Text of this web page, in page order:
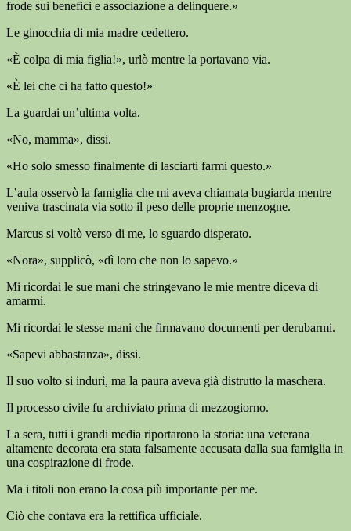
frode sui benefici e associazione a delinquere.»
Le ginocchia di mia madre cedettero.
«È colpa di mia figlia!», urlò mentre la portavano via.
«È lei che ci ha fatto questo!»
La guardai un’ultima volta.
«No, mamma», dissi.
«Ho solo smesso finalmente di lasciarti farmi questo.»
L’aula osservò la famiglia che mi aveva chiamata bugiarda mentre
veniva trascinata via sotto il peso delle proprie menzogne.
Marcus si voltò verso di me, lo sguardo disperato.
«Nora», supplicò, «dì loro che non lo sapevo.»
Mi ricordai le sue mani che stringevano le mie mentre diceva di
amarmi.
Mi ricordai le stesse mani che firmavano documenti per derubarmi.
«Sapevi abbastanza», dissi.
Il suo volto si indurì, ma la paura aveva già distrutto la maschera.
Il processo civile fu archiviato prima di mezzogiorno.
La sera, tutti i grandi media riportarono la storia: una veterana
altamente decorata era stata falsamente accusata dalla sua famiglia in
una cospirazione di frode.
Ma i titoli non erano la cosa più importante per me.
Ciò che contava era la rettifica ufficiale.